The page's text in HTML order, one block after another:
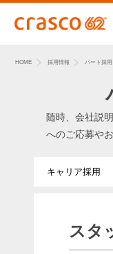
HOME 採用情報 パート採用
随時、会社説
へのご応募や
キャリア採用
スタ